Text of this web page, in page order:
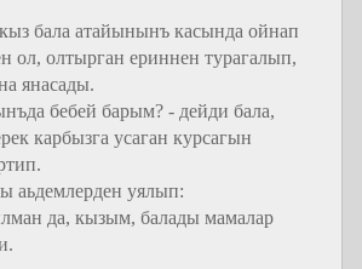
бала атайынынъ касында ойнап
ол, олтырган ериннен турагалып,
янасады.
бебей барым? - дейди бала,
карбызга усаган курсагын
аьдемлерден уялып:
да, кызым, балады мамалар